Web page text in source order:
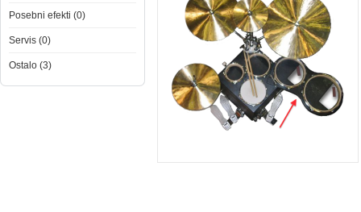
Posebni efekti (0)
Servis (0)
Ostalo (3)